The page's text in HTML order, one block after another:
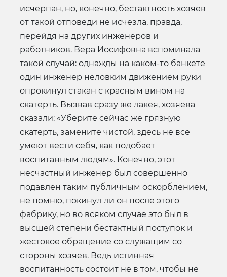
исчерпан, но, конечно, бестактность хозяев
от такой отповеди не исчезла, правда,
перейдя на других инженеров и
работников. Вера Иосифовна вспоминала
такой случай: однажды на каком-то банкете
один инженер неловким движением руки
опрокинул стакан с красным вином на
скатерть. Вызвав сразу же лакея, хозяева
сказали: «Уберите сейчас же грязную
скатерть, замените чистой, здесь не все
умеют вести себя, как подобает
воспитанным людям». Конечно, этот
несчастный инженер был совершенно
подавлен таким публичным оскорблением,
не помню, покинул ли он после этого
фабрику, но во всяком случае это был в
высшей степени бестактный поступок и
жестокое обращение со служащим со
стороны хозяев. Ведь истинная
воспитанность состоит не в том, чтобы не